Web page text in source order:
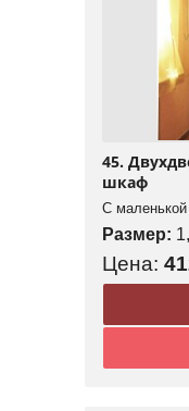
45.
шкаф
С маленькой
Размер:
Цена: